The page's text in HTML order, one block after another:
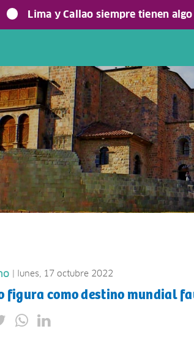
Lima y Callao siempre tienen
| lunes, 17 octubre 2022
figura como destino mundial